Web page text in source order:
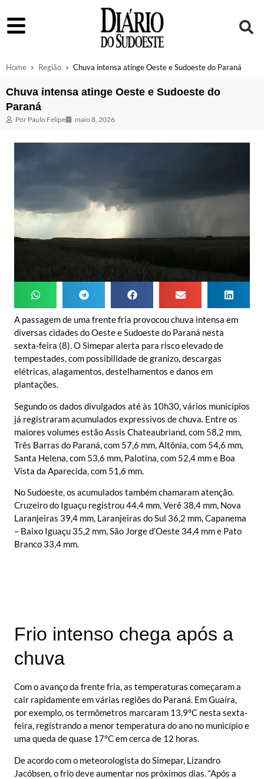
Home Região Chuva intensa atinge Oeste e Sudoeste do Paraná
Chuva intensa atinge Oeste e Sudoeste do
Paraná
Por Paulo Felipe maio 8, 2026
A passagem de uma frente fria provocou chuva intensa em
diversas cidades do Oeste e Sudoeste do Paraná nesta
sexta-feira (8). O Simepar alerta para risco elevado de
tempestades, com possibilidade de granizo, descargas
elétricas, alagamentos, destelhamentos e danos em
plantações.
Segundo os dados divulgados até às 10h30, vários municípios
já registraram acumulados expressivos de chuva. Entre os
maiores volumes estão Assis Chateaubriand, com 58,2 mm,
Três Barras do Paraná, com 57,6 mm, Altônia, com 54,6 mm,
Santa Helena, com 53,6 mm, Palotina, com 52,4 mm e Boa
Vista da Aparecida, com 51,6 mm.
No Sudoeste, os acumulados também chamaram atenção.
Cruzeiro do Iguaçu registrou 44,4 mm, Verê 38,4 mm, Nova
Laranjeiras 39,4 mm, Laranjeiras do Sul 36,2 mm, Capanema
– Baixo Iguaçu 35,2 mm, São Jorge d’Oeste 34,4 mm e Pato
Branco 33,4 mm.
Frio intenso chega após a
chuva
Com o avanço da frente fria, as temperaturas começaram a
cair rapidamente em várias regiões do Paraná. Em Guaíra,
por exemplo, os termômetros marcaram 13,9°C nesta sexta-
feira, registrando a menor temperatura do ano no município e
uma queda de quase 17°C em cerca de 12 horas.
De acordo com o meteorologista do Simepar, Lizandro
Jacóbsen, o frio deve aumentar nos próximos dias. “Após a